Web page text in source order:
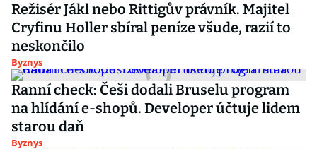
Režisér Jákl nebo Rittigův právník. Majitel
Cryfinu Holler sbíral peníze všude, razií to
neskončilo
Byznys
Ranní check: Češi dodali Bruselu program
na hlídání e-shopů. Developer účtuje lidem
starou daň
Byznys